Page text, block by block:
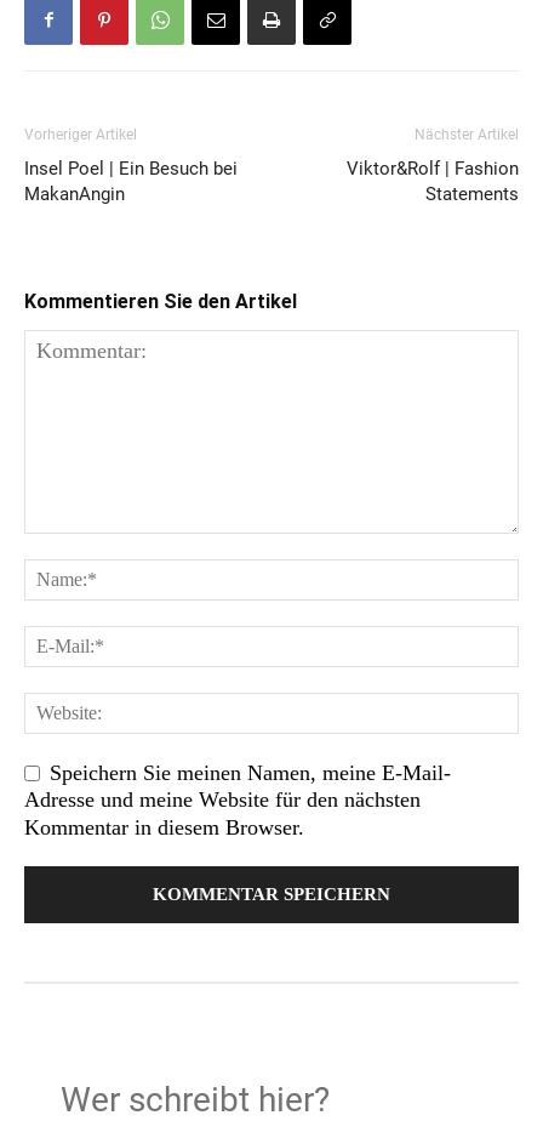
Vorheriger Artikel
Insel Poel | Ein Besuch bei
MakanAngin
Nächster Artikel
Viktor&Rolf | Fashion
Statements
Kommentieren Sie den Artikel
Speichern Sie meinen Namen, meine E-Mail-
Adresse und meine Website für den nächsten
Kommentar in diesem Browser.
Wer schreibt hier?